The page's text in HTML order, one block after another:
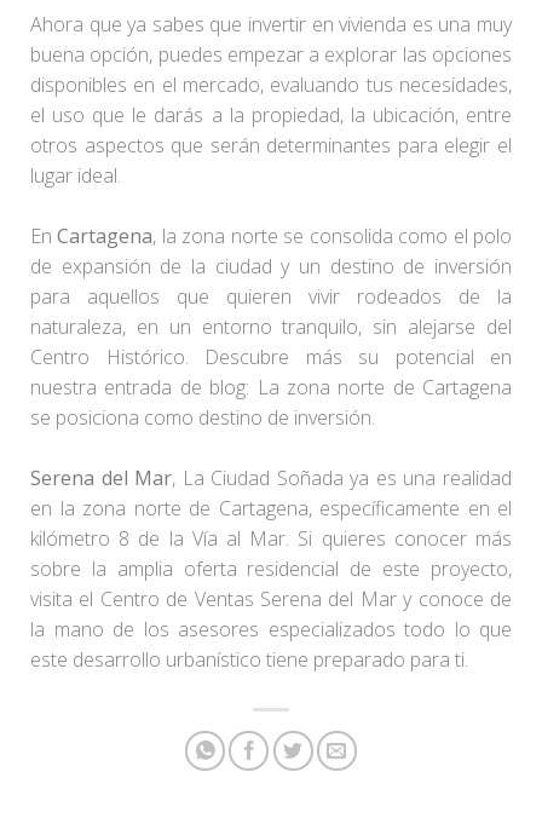
Ahora que ya sabes que invertir en vivienda es una muy
buena opción, puedes empezar a explorar las opciones
disponibles en el mercado, evaluando tus necesidades,
el uso que le darás a la propiedad, la ubicación, entre
otros aspectos que serán determinantes para elegir el
lugar ideal.
EnCartagena, la zona norte se consolida como el polo
de expansión de la ciudad y un destino de inversión
para aquellos que quieren vivir rodeados de la
naturaleza, en un entorno tranquilo, sin alejarse del
Centro Histórico. Descubre más su potencial en
nuestra entrada de blog: La zona norte de Cartagena
se posiciona como destino de inversión.
Serena del Mar, La Ciudad Soñada ya es una realidad
en la zona norte de Cartagena, específicamente en el
kilómetro 8 de la Vía al Mar. Si quieres conocer más
sobre la amplia oferta residencial de este proyecto,
visita el Centro de Ventas Serena del Mar y conoce de
la mano de los asesores especializados todo lo que
este desarrollo urbanístico tiene preparado para ti.